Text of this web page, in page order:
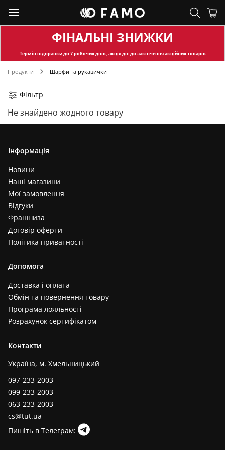
ФІНАЛЬНІ ЗНИЖКИ
Термін відправкидо 7 робочих днів, акція діє до закінчення акційних товарів
Продукти Шарфи та рукавички
Фільтр
Не знайдено жодного товару
Інформація
Новини
Наші магазини
Мої замовлення
Відгуки
Франшиза
Договір оферти
Політика приватності
Допомога
Доставка і оплата
Обмін та повернення товару
Програма лояльності
Розрахунок сертифікатом
Контакти
Україна, м. Хмельницький
097-233-2003
099-233-2003
063-233-2003
cs@tut.ua
Пишіть в Телеграм: